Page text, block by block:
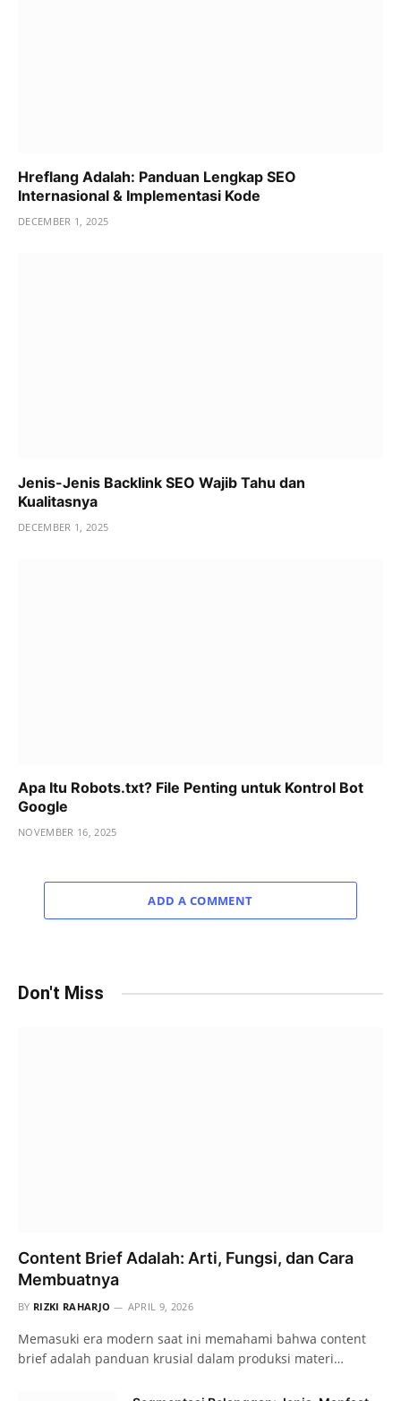
Hreflang Adalah: Panduan Lengkap SEO
Internasional & Implementasi Kode
DECEMBER 1, 2025
Jenis-Jenis Backlink SEO Wajib Tahu dan
Kualitasnya
DECEMBER 1, 2025
Apa Itu Robots.txt? File Penting untuk Kontrol Bot
Google
NOVEMBER 16, 2025
ADD A COMMENT
Don't Miss
Content Brief Adalah: Arti, Fungsi, dan Cara
Membuatnya
BY RIZKI RAHARJO APRIL 9, 2026
Memasuki era modern saat ini memahami bahwa content
brief adalah panduan krusial dalam produksi materi…